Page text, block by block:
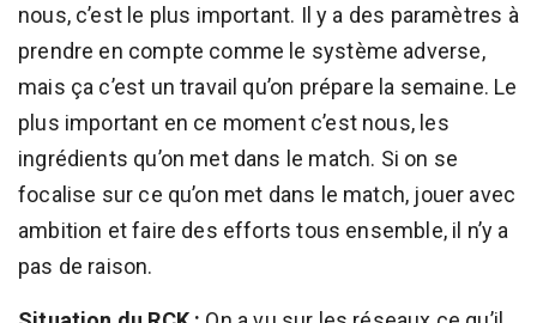
nous, c’est le plus important. Il y a des paramètres à
prendre en compte comme le système adverse,
mais ça c’est un travail qu’on prépare la semaine. Le
plus important en ce moment c’est nous, les
ingrédients qu’on met dans le match. Si on se
focalise sur ce qu’on met dans le match, jouer avec
ambition et faire des efforts tous ensemble, il n’y a
pas de raison.